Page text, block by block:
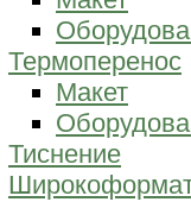
Термоперенос
Макет
Тиснение